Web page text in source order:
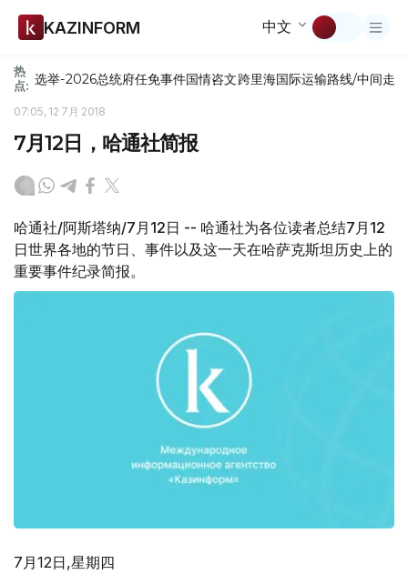
KAZINFORM 中文
热
点: 选举-2026总统府任免事件国情咨文跨里海国际运输路线/中间走廊
07:05, 12 7月 2018
7月12日，哈通社简报
哈通社/阿斯塔纳/7月12日 -- 哈通社为各位读者总结7月12
日世界各地的节日、事件以及这一天在哈萨克斯坦历史上的
重要事件纪录简报。
7月12日,星期四